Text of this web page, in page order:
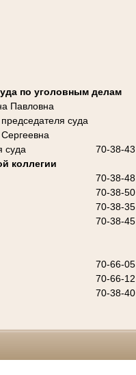
по уголовным делам
Павловна
суда
суда
70-38-43
коллегии
70-38-48
70-38-50
70-38-35
70-38-45
70-66-05
70-66-12
70-38-40